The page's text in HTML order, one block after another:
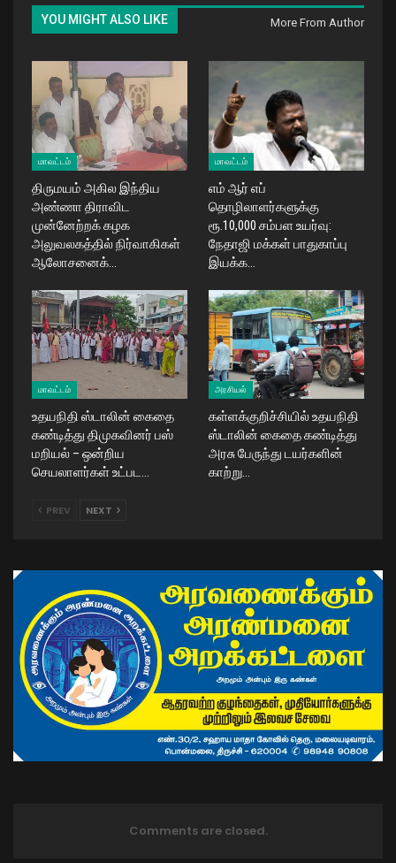
YOU MIGHT ALSO LIKE More From Author
மாவட்டம்
திருமயம் அகில இந்திய
அண்ணா திராவிட
முன்னேற்றக் கழக
அலுவலகத்தில் நிர்வாகிகள்
ஆலோசனைக்…
மாவட்டம்
எம் ஆர் எப்
தொழிலாளர்களுக்கு
ரூ.10,000 சம்பள உயர்வு:
நேதாஜி மக்கள் பாதுகாப்பு
இயக்க…
மாவட்டம்
உதயநிதி ஸ்டாலின் கைதை
கண்டித்து திமுகவினர் பஸ்
மறியல் – ஒன்றிய
செயலாளர்கள் உட்பட…
அரசியல்
கள்ளக்குறிச்சியில் உதயநிதி
ஸ்டாலின் கைதை கண்டித்து
அரசு பேருந்து டயர்களின்
காற்று…
PREV NEXT
Comments are closed.